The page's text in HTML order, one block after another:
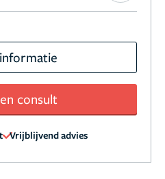
consult
Vrijblijvend advies